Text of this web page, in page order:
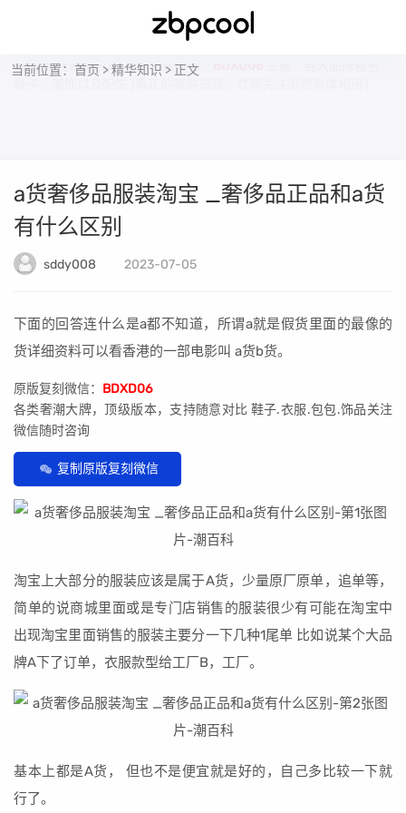
当前位置： 首页 >精华知识 > 正文
BD潮库终端供应商(客服咨询微信：
a货奢侈品服装淘宝 _奢侈品正品和a货
有什么区别
sddy008 2023-07-05
下面的回答连什么是a都不知道，所谓a就是假货里面的最像的
货详细资料可以看香港的一部电影叫 a货b货。
原版复刻微信： BDXD06
各类奢潮大牌，顶级版本，支持随意对比 鞋子.衣服.包包.饰品关注
微信随时咨询
复制原版复刻微信
淘宝上大部分的服装应该是属于A货，少量原厂原单，追单等，
简单的说商城里面或是专门店销售的服装很少有可能在淘宝中
出现淘宝里面销售的服装主要分一下几种1尾单 比如说某个大品
牌A下了订单，衣服款型给工厂B，工厂。
基本上都是A货， 但也不是便宜就是好的，自己多比较一下就
行了。